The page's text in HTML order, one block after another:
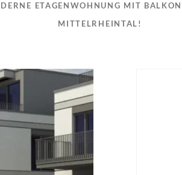
ETAGENWOHNUNG MIT
MITTELRHEINTAL!